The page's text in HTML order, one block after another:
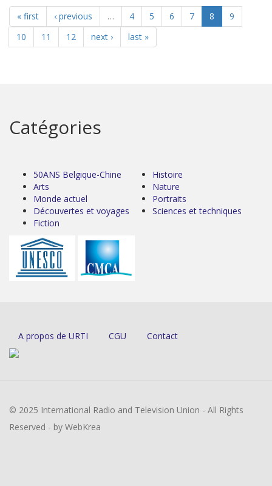
« first ‹ previous … 4 5 6 7 8
9
10
11 12 next › last »
Catégories
50ANS Belgique-Chine
Arts
Monde actuel
Découvertes et voyages
Fiction
Histoire
Nature
Portraits
Sciences et techniques
A propos de URTI CGU Contact
© 2025 International Radio and Television Union - All Rights
Reserved - by WebKrea